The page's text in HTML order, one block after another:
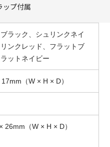
ップ付属
ラック、シュリンクネイ
ンクレッド、フラットブ
ットネイビー
（W × H × D）
26mm（W × H × D）